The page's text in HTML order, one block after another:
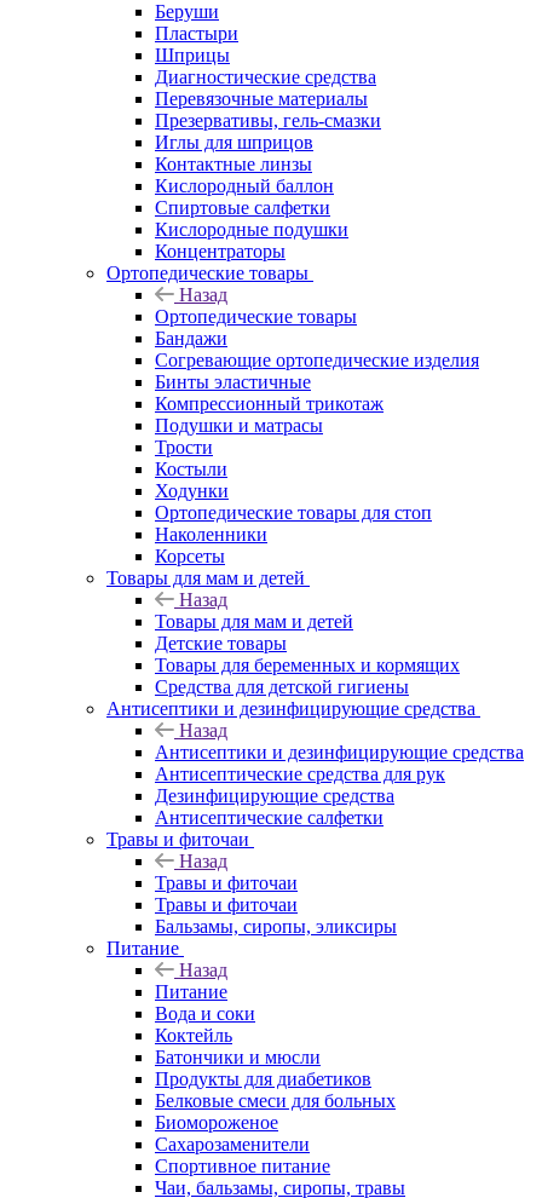
Беруши
Пластыри
Шприцы
Диагностические средства
Перевязочные материалы
Презервативы, гель-смазки
Иглы для шприцов
Контактные линзы
Кислородный баллон
Спиртовые салфетки
Кислородные подушки
Концентраторы
Ортопедические товары
Назад
Ортопедические товары
Бандажи
Согревающие ортопедические изделия
Бинты эластичные
Компрессионный трикотаж
Подушки и матрасы
Трости
Костыли
Ходунки
Ортопедические товары для стоп
Наколенники
Корсеты
Товары для мам и детей
Назад
Товары для мам и детей
Детские товары
Товары для беременных и кормящих
Средства для детской гигиены
Антисептики и дезинфицирующие средства
Назад
Антисептики и дезинфицирующие средства
Антисептические средства для рук
Дезинфицирующие средства
Антисептические салфетки
Травы и фиточаи
Назад
Травы и фиточаи
Травы и фиточаи
Бальзамы, сиропы, эликсиры
Питание
Назад
Питание
Вода и соки
Коктейль
Батончики и мюсли
Продукты для диабетиков
Белковые смеси для больных
Биомороженое
Сахарозаменители
Спортивное питание
Чаи, бальзамы, сиропы, травы